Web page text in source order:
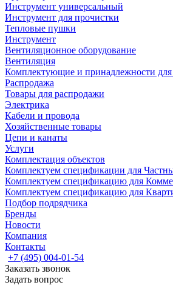
Инструмент универсальный
Инструмент для прочистки
Тепловые пушки
Инструмент
Вентиляционное оборудование
Вентиляция
Комплектующие и принадлежности для
Распродажа
Товары для распродажи
Электрика
Кабели и провода
Хозяйственные товары
Цепи и канаты
Услуги
Комплектация объектов
Комплектуем спецификации для
Комплектуем спецификацию для
Комплектуем спецификацию для
Подбор подрядчика
Бренды
Новости
Компания
Контакты
+7 (495) 004-01-54
Заказать звонок
Задать вопрос